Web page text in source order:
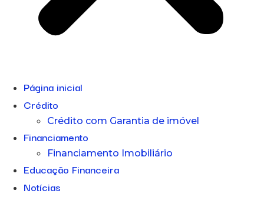
Página inicial
Crédito
Crédito com Garantia de imóvel
Financiamento
Financiamento Imobiliário
Educação Financeira
Notícias